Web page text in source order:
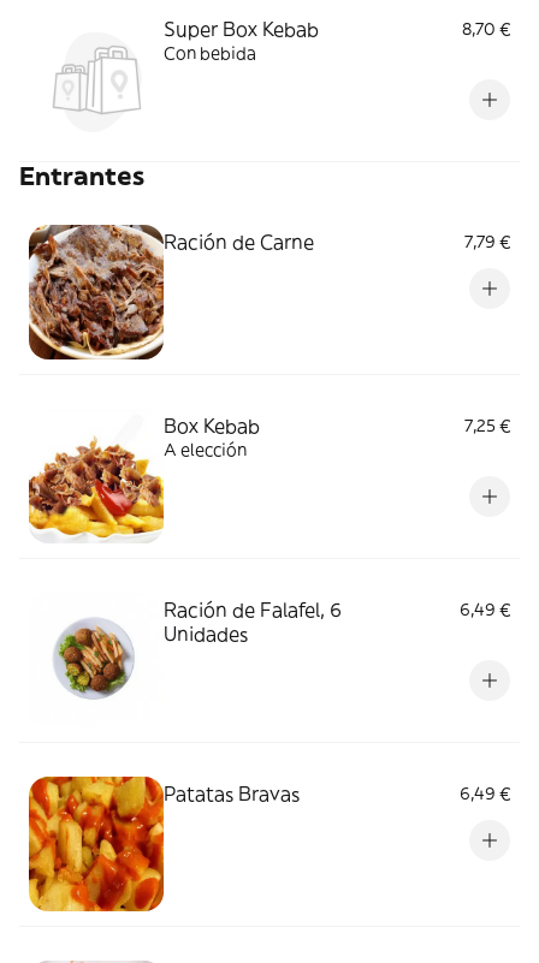
Super Box Kebab
8,70 €
Con bebida
Entrantes
Ración de Carne 7,79 €
Box Kebab
7,25 €
A elección
Ración de Falafel, 6
Unidades
6,49 €
Patatas Bravas 6,49 €